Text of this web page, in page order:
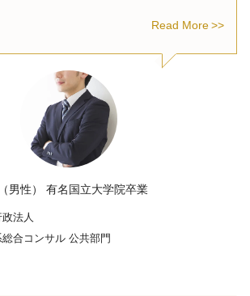
Read More
男性） 有名国立大学院卒業
法人
総合コンサル 公共部門